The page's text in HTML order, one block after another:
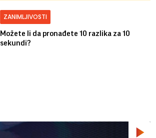
ZANIMLJIVOSTI
Možete li da pronađete 10 razlika za 10
sekundi?